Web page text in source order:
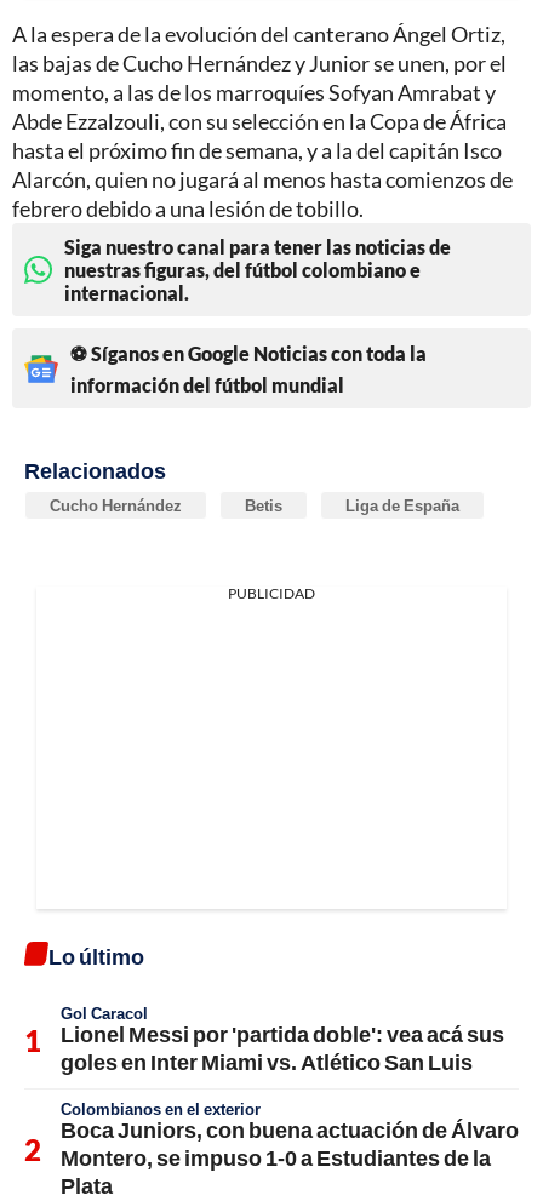
A la espera de la evolución del canterano Ángel Ortiz,
las bajas de Cucho Hernández y Junior se unen, por el
momento, a las de los marroquíes Sofyan Amrabat y
Abde Ezzalzouli, con su selección en la Copa de África
hasta el próximo fin de semana, y a la del capitán Isco
Alarcón, quien no jugará al menos hasta comienzos de
febrero debido a una lesión de tobillo.
Siga nuestro canal para tener las noticias de
nuestras figuras, del fútbol colombiano e
internacional.
⚽ Síganos en Google Noticias con toda la
información del fútbol mundial
Relacionados
Cucho Hernández Betis Liga de España
PUBLICIDAD
Lo último
Gol Caracol
Lionel Messi por 'partida doble': vea acá sus
goles en Inter Miami vs. Atlético San Luis
Colombianos en el exterior
Boca Juniors, con buena actuación de Álvaro
Montero, se impuso 1-0 a Estudiantes de la
Plata